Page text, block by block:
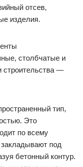
отсев,
изделия.
столбчатые и
строительства —
тип,
Это
по всему
под
бетонный контур.